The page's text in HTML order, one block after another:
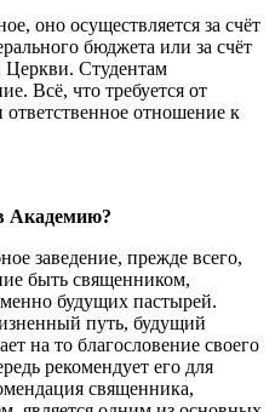
оно осуществляется за счёт
бюджета или за счёт
Церкви. Студентам
Всё, что требуется от
отношение к
Академию?
заведение, прежде всего,
быть священником,
будущих пастырей.
путь, будущий
на то благословение своего
рекомендует его для
священника,